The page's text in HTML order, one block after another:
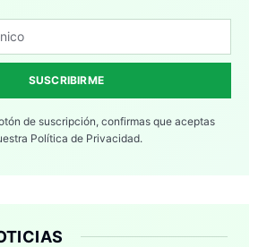
SUSCRIBIRME
de suscripción, confirmas que aceptas
Política de Privacidad.